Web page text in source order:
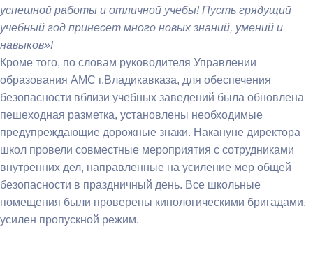
успешной работы и отличной учебы! Пусть грядущий
учебный год принесет много новых знаний, умений и
навыков»!
Кроме того, по словам руководителя Управлении
образования АМС г.Владикавказа, для обеспечения
безопасности вблизи учебных заведений была обновлена
пешеходная разметка, установлены необходимые
предупреждающие дорожные знаки. Накануне директора
школ провели совместные мероприятия с сотрудниками
внутренних дел, направленные на усиление мер общей
безопасности в праздничный день. Все школьные
помещения были проверены кинологическими бригадами,
усилен пропускной режим.